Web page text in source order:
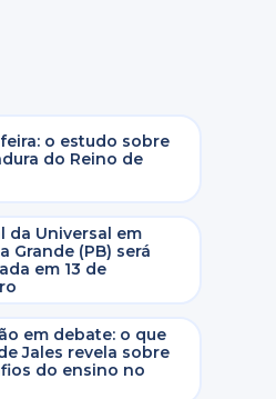
o estudo sobre
do Reino de
da Universal em
Grande (PB) será
em 13 de
em debate: o que
Jales revela sobre
do ensino no